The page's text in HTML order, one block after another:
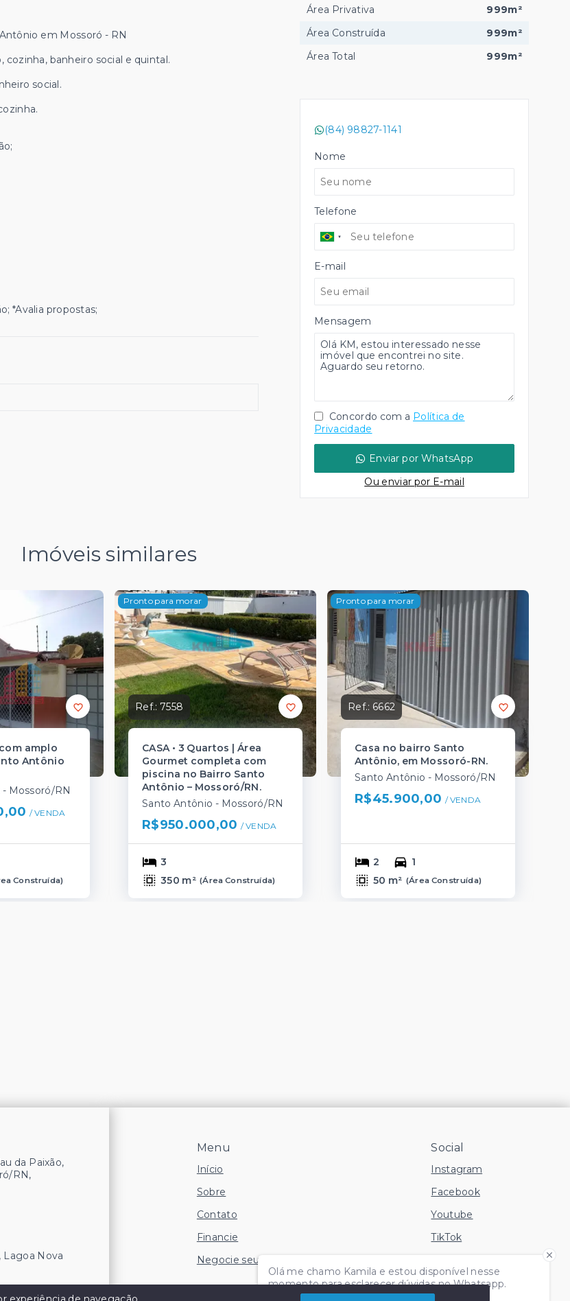
em Mossoró - RN
cozinha, banheiro social e quintal.
social.
*Avalia propostas;
Área Privativa
999m²
Área Construída
999m²
Área Total
999m²
(84) 98827-1141
Nome
Telefone
E-mail
Mensagem
Concordo com a Política de
Privacidade
Enviar por WhatsApp
Ou enviar por E-mail
Imóveis similares
amplo
Antônio
Mossoró/RN
/ VENDA
Construída)
Pronto para morar
Ref.:7558
CASA • 3 Quartos | Área
Gourmet completa com
piscina no Bairro Santo
Antônio – Mossoró/RN.
Santo Antônio - Mossoró/RN
R$950.000,00 / VENDA
3
350 m² (Área Construída)
Pronto para morar
Ref.: 6662
Casa no bairro Santo
Antônio, em Mossoró-RN.
Santo Antônio - Mossoró/RN
R$45.900,00 / VENDA
2
1
50 m² (Área Construída)
Olá me chamo Kamila e estou disponível nesse
momento para esclarecer dúvidas no Whatsapp.
Independente do horário é só chamar!
Menu
Início
Sobre
Contato
Financie
Negocie seu Imóvel
Social
Instagram
Facebook
Youtube
TikTok
da Paixão,
RN,
Lagoa Nova